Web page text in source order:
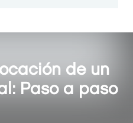
de un
Paso a paso